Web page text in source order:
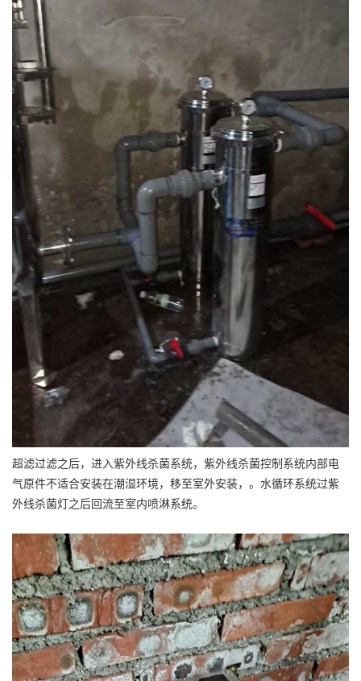
超滤过滤之后，进入紫外线杀菌系统，紫外线杀菌控制系统内部电
气原件不适合安装在潮湿环境，移至室外安装，。水循环系统过紫
外线杀菌灯之后回流至室内喷淋系统。